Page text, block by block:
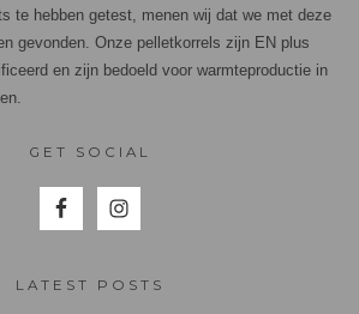
te hebben getest, menen wij dat we met deze
gevonden. Onze pelletkorrels zijn EN plus
en zijn bedoeld voor warmteproductie in
GET SOCIAL
LATEST POSTS